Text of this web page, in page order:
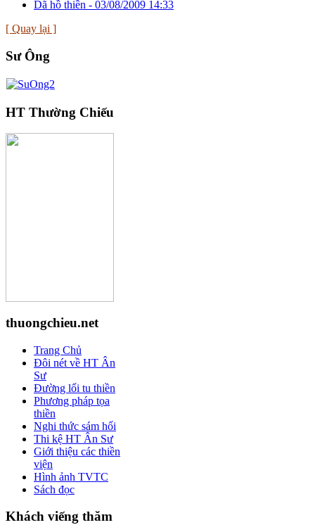
Dã hồ thiền - 03/08/2009 14:33
[ Quay lại ]
Sư Ông
HT Thường Chiếu
thuongchieu.net
Trang Chủ
Đôi nét về HT Ân
Sư
Đường lối tu thiền
Phương pháp tọa
thiền
Nghi thức sám hối
Thi kệ HT Ân Sư
Giới thiệu các thiền
viện
Hình ảnh TVTC
Sách đọc
Khách viếng thăm